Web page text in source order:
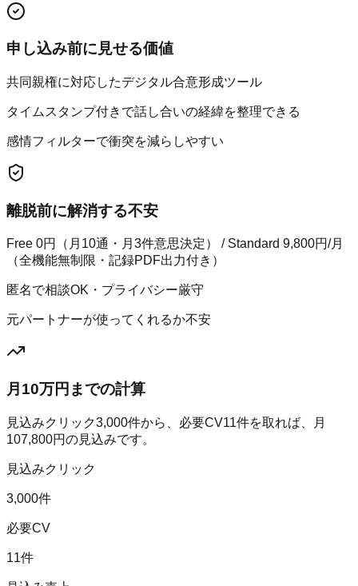
申し込み前に見せる価値
共同親権に対応したデジタル合意形成ツール
タイムスタンプ付きで話し合いの経緯を整理できる
感情フィルターで衝突を減らしやすい
離脱前に解消する不安
Free 0円（月10通・月3件意思決定） / Standard 9,800円/月
（全機能無制限・記録PDF出力付き）
匿名で相談OK・プライバシー厳守
元パートナーが使ってくれるか不安
月10万円までの計算
見込みクリック3,000件から、必要CV11件を取れば、月
107,800円の見込みです。
見込みクリック
3,000件
必要CV
11件